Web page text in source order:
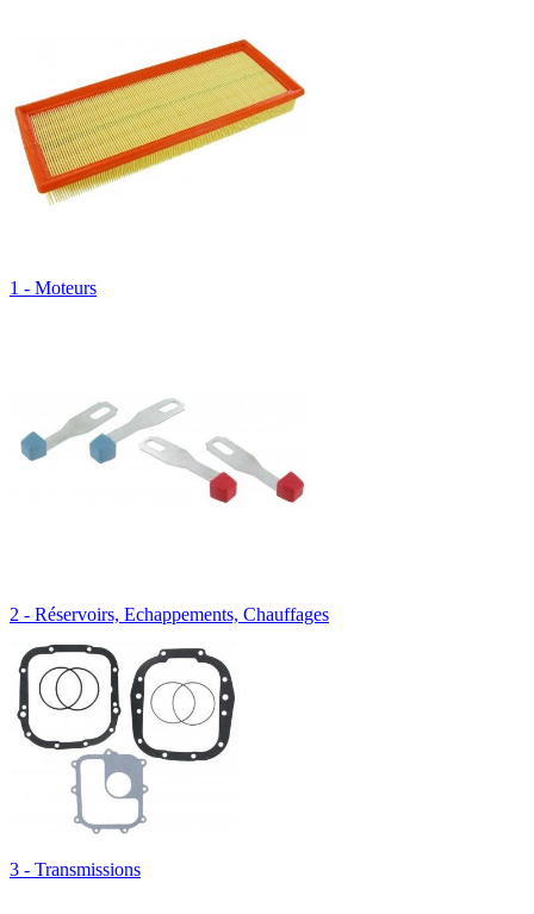
1 - Moteurs
2 - Réservoirs, Echappements, Chauffages
3 - Transmissions